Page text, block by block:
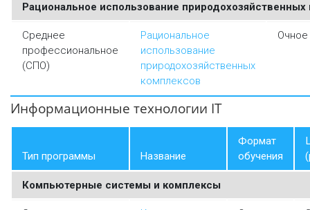
Рациональное использование природохозяйственных
Среднее
профессиональное
(СПО)
Рациональное
использование
природохозяйственных
комплексов
Очное
Информационные технологии IT
Тип программы Название
Формат
обучения
Компьютерные системы и комплексы